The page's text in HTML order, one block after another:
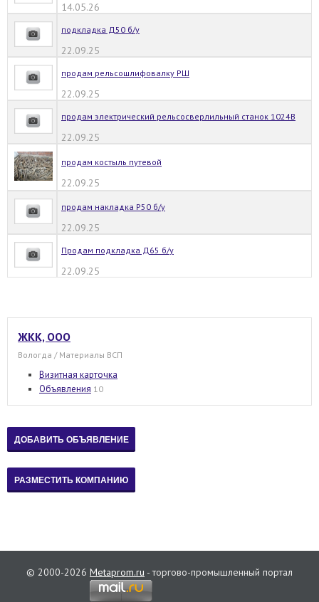
14.05.26
подкладка Д50 б/у
22.09.25
продам рельсошлифовалку РШ
22.09.25
продам электрический рельсосверлильный станок 1024В
22.09.25
продам костыль путевой
22.09.25
продам накладка Р50 б/у
22.09.25
Продам подкладка Д65 б/у
22.09.25
ЖКК, ООО
Вологда / Материалы ВСП
Визитная карточка
Объявления 10
© 2000-2026 Metaprom.ru - торгово-промышленный портал